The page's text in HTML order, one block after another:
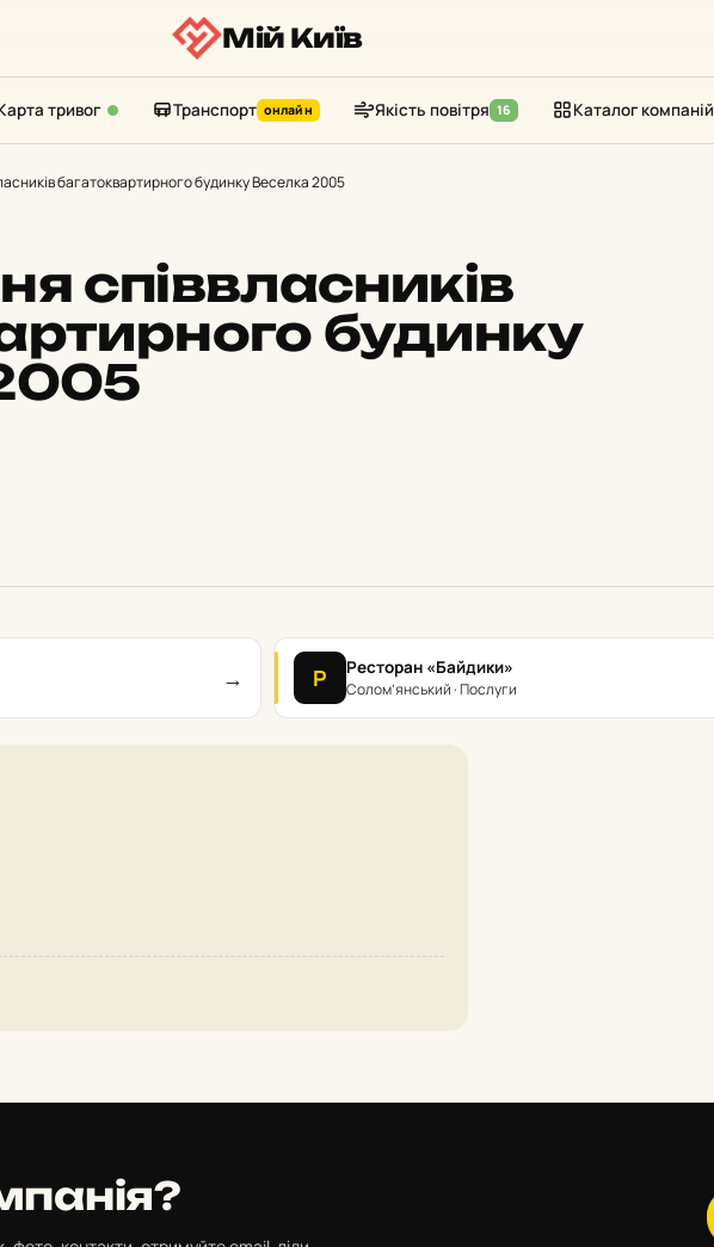
Мій Київ
тривог Транспорт онлайн Якість повітря 16 Каталог компаній
багатоквартирного будинку Веселка 2005
співвласників
будинку
→ Р Ресторан «Байдики»
Солом’янський · Послуги